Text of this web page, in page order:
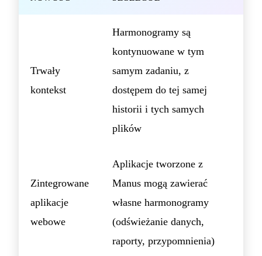
Trwały
kontekst
Harmonogramy są
kontynuowane w tym
samym zadaniu, z
dostępem do tej samej
historii i tych samych
plików
Zintegrowane
aplikacje
webowe
Aplikacje tworzone z
Manus mogą zawierać
własne harmonogramy
(odświeżanie danych,
raporty, przypomnienia)